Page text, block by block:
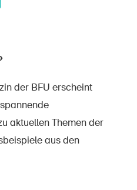
der BFU erscheint
aktuellen Themen der
aus den